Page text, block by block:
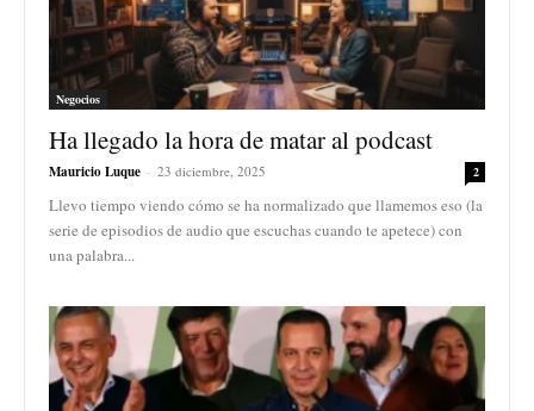
Negocios
Ha llegado la hora de matar al podcast
Mauricio Luque - 23 diciembre, 2025 2
Llevo tiempo viendo cómo se ha normalizado que llamemos eso (la
serie de episodios de audio que escuchas cuando te apetece) con
una palabra...